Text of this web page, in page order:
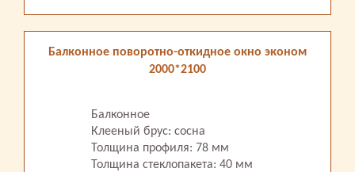
Балконное поворотно-откидное окно эконом
2000*2100
Балконное
Клееный брус: сосна
Толщина профиля: 78 мм
Толщина стеклопакета: 40 мм